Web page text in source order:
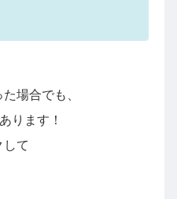
場合でも、
ります！
して